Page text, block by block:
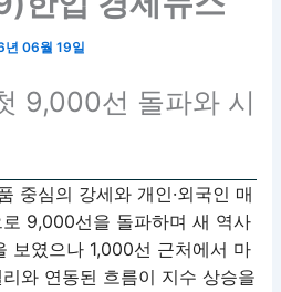
년 06월 19일
9,000선 돌파와 시
중심의 강세와 개인·외국인 매
9,000선을 돌파하며 새 역사
보였으나 1,000선 근처에서 마
와 연동된 흐름이 지수 상승을